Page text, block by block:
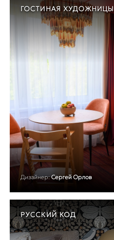
ГОСТИНАЯ ХУДОЖНИЦЫ
Дизайнер: Сергей Орлов
РУССКИЙ КОД